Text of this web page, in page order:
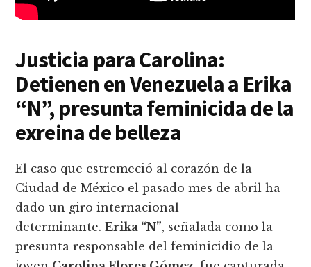
Justicia para Carolina:
Detienen en Venezuela a Erika
“N”, presunta feminicida de la
exreina de belleza
El caso que estremeció al corazón de la
Ciudad de México el pasado mes de abril ha
dado un giro internacional
determinante.Erika “N”, señalada como la
presunta responsable del feminicidio de la